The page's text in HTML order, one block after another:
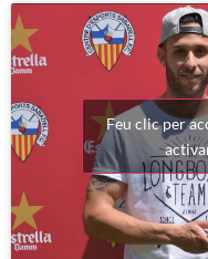
Feu clic per